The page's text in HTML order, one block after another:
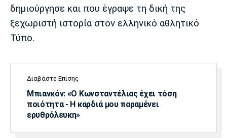
δημιούργησε και που έγραψε τη δική της
ξεχωριστή ιστορία στον ελληνικό αθλητικό
Τύπο.
Διαβάστε Επίσης
Μπιανκόν: «Ο Κωνσταντέλιας έχει τόση
ποιότητα - Η καρδιά μου παραμένει
ερυθρόλευκη»